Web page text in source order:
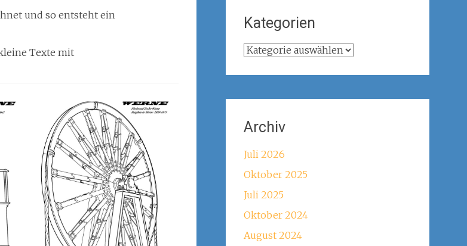
und so entsteht ein
Texte mit
Kategorien
Kategorien
Archiv
Juli 2026
Oktober 2025
Juli 2025
Oktober 2024
August 2024